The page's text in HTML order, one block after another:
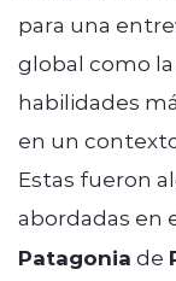
para una
global como la
habilidades
en un
Estas fueron
abordadas en
Patagonia de